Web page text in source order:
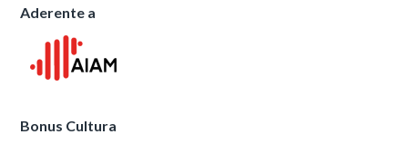
Aderente a
Bonus Cultura